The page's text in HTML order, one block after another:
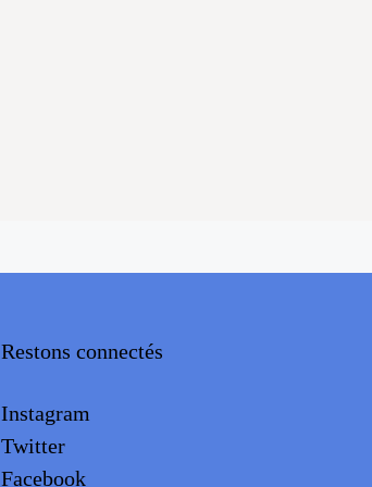
Restons connectés
Instagram
Twitter
Facebook